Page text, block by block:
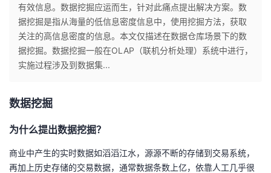
个
人
主
页
我
的
开
发
者
有效信息。数据挖掘应运而生，针对此痛点提出解决方案。数
据挖掘是指从海量的低信息密度信息中，使用挖掘方法，获取
关注的高信息密度的信息。本文仅描述在数据仓库场景下的数
据挖掘。数据挖掘一般在OLAP（联机分析处理）系统中进行，
实施过程涉及到数据集...
数据挖掘
为什么提出数据挖掘？
商业中产生的实时数据如滔滔江水，源源不断的存储到交易系统，
再加上历史存储的交易数据，通常数据条数上亿，依靠人工几乎很